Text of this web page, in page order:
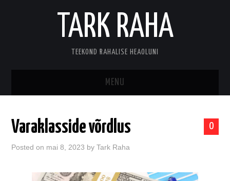
TARK RAHA
TEEKOND RAHALISE HEAOLUNI
MENU
KONTAKT
0
Varaklasside võrdlus
Posted on mai 8, 2023 byTark Raha